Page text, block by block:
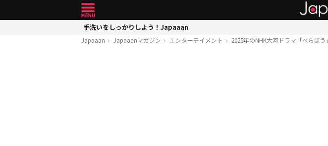
手洗いをしっかりしよう！Japaaan
Japaaan Japaaanマガジン エンターテイメント 2025年のNHK大河ドラマ「べらぼ